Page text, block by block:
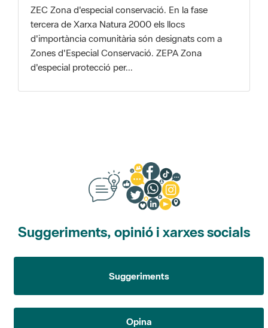
Zones d'Especial Conservació. ZEPA Zona
d'especial protecció per...
Suggeriments, opinió i xarxes socials
Suggeriments
Opina
Xarxes socials